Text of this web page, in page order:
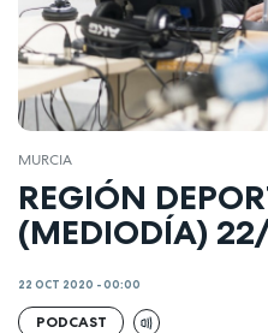
MURCIA
REGIÓN
(MEDIODÍA)
22 OCT 2020 - 00:00
PODCAST